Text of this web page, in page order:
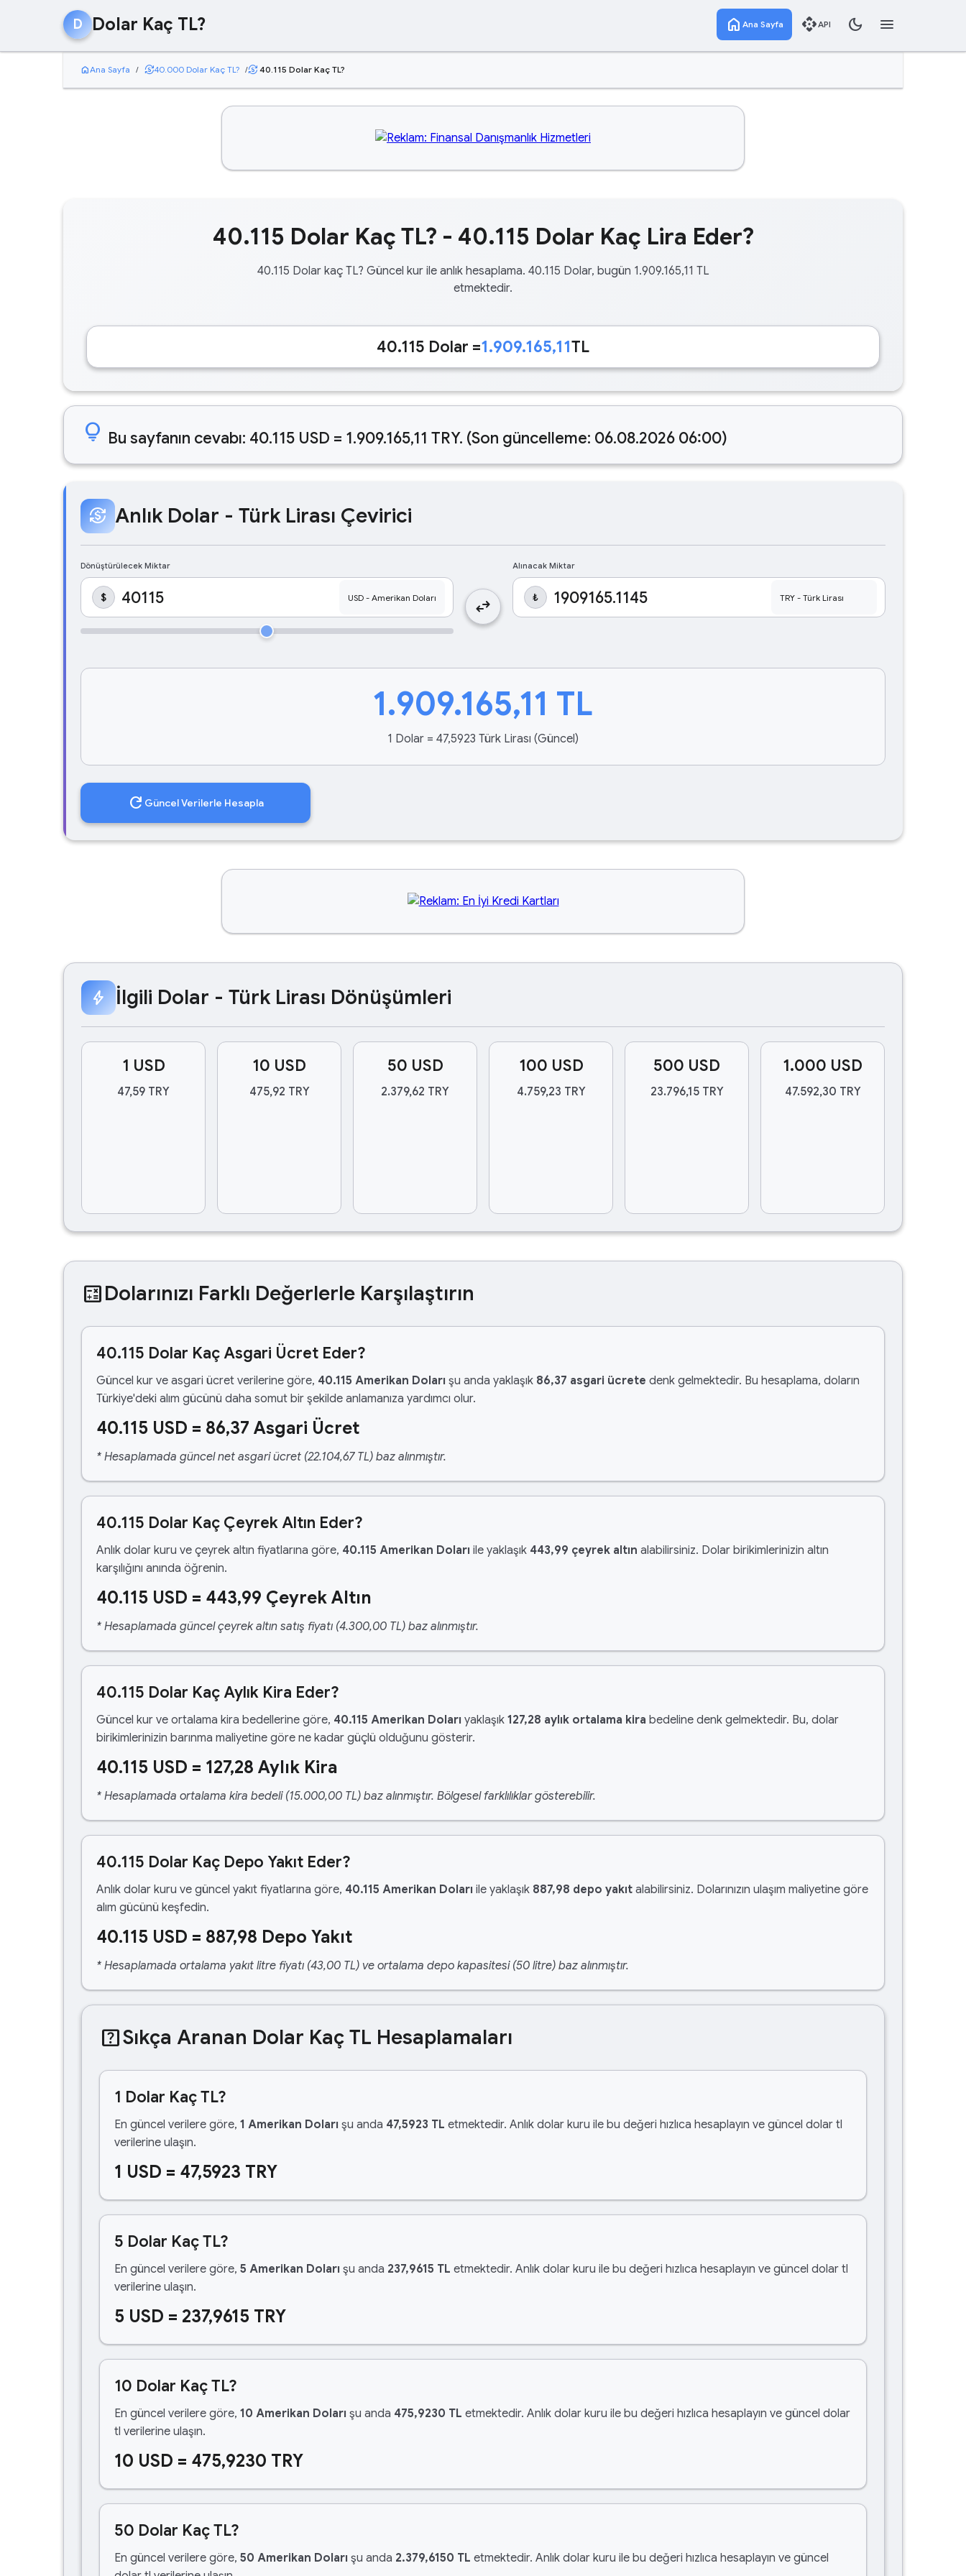
D Dolar Kaç TL? home Ana Sayfa apiAPI dark_mode menu
homeAna Sayfa / currency_exchange40.000 Dolar Kaç TL? /currency_exchange 40.115 Dolar Kaç TL?
40.115 Dolar Kaç TL? - 40.115 Dolar Kaç Lira Eder?
40.115 Dolar kaç TL? Güncel kur ile anlık hesaplama. 40.115 Dolar, bugün 1.909.165,11 TL
etmektedir.
40.115 Dolar =1.909.165,11TL
lightbulb Bu sayfanın cevabı: 40.115 USD = 1.909.165,11 TRY. (Son güncelleme: 06.08.2026 06:00)
currency_exchange Anlık Dolar - Türk Lirası Çevirici
Dönüştürülecek Miktar
$ swap_horiz
Alınacak Miktar
₺
1.909.165,11 TL
1 Dolar = 47,5923 Türk Lirası (Güncel)
refresh Güncel Verilerle Hesapla
bolt İlgili Dolar - Türk Lirası Dönüşümleri
1 USD
47,59 TRY
10 USD
475,92 TRY
50 USD
2.379,62 TRY
100 USD
4.759,23 TRY
500 USD
23.796,15 TRY
1.000 USD
47.592,30 TRY
calculateDolarınızı Farklı Değerlerle Karşılaştırın
40.115 Dolar Kaç Asgari Ücret Eder?
Güncel kur ve asgari ücret verilerine göre, 40.115 Amerikan Doları şu anda yaklaşık 86,37 asgari ücrete denk gelmektedir. Bu hesaplama, doların
Türkiye'deki alım gücünü daha somut bir şekilde anlamanıza yardımcı olur.
40.115 USD = 86,37 Asgari Ücret
* Hesaplamada güncel net asgari ücret (22.104,67 TL) baz alınmıştır.
40.115 Dolar Kaç Çeyrek Altın Eder?
Anlık dolar kuru ve çeyrek altın fiyatlarına göre, 40.115 Amerikan Doları ile yaklaşık 443,99 çeyrek altın alabilirsiniz. Dolar birikimlerinizin altın
karşılığını anında öğrenin.
40.115 USD = 443,99 Çeyrek Altın
* Hesaplamada güncel çeyrek altın satış fiyatı (4.300,00 TL) baz alınmıştır.
40.115 Dolar Kaç Aylık Kira Eder?
Güncel kur ve ortalama kira bedellerine göre, 40.115 Amerikan Doları yaklaşık 127,28 aylık ortalama kira bedeline denk gelmektedir. Bu, dolar
birikimlerinizin barınma maliyetine göre ne kadar güçlü olduğunu gösterir.
40.115 USD = 127,28 Aylık Kira
* Hesaplamada ortalama kira bedeli (15.000,00 TL) baz alınmıştır. Bölgesel farklılıklar gösterebilir.
40.115 Dolar Kaç Depo Yakıt Eder?
Anlık dolar kuru ve güncel yakıt fiyatlarına göre, 40.115 Amerikan Doları ile yaklaşık 887,98 depo yakıt alabilirsiniz. Dolarınızın ulaşım maliyetine göre
alım gücünü keşfedin.
40.115 USD = 887,98 Depo Yakıt
* Hesaplamada ortalama yakıt litre fiyatı (43,00 TL) ve ortalama depo kapasitesi (50 litre) baz alınmıştır.
help_centerSıkça Aranan Dolar Kaç TL Hesaplamaları
1 Dolar Kaç TL?
En güncel verilere göre, 1 Amerikan Doları şu anda 47,5923 TL etmektedir. Anlık dolar kuru ile bu değeri hızlıca hesaplayın ve güncel dolar tl
verilerine ulaşın.
1 USD = 47,5923 TRY
5 Dolar Kaç TL?
En güncel verilere göre, 5 Amerikan Doları şu anda 237,9615 TL etmektedir. Anlık dolar kuru ile bu değeri hızlıca hesaplayın ve güncel dolar tl
verilerine ulaşın.
5 USD = 237,9615 TRY
10 Dolar Kaç TL?
En güncel verilere göre, 10 Amerikan Doları şu anda 475,9230 TL etmektedir. Anlık dolar kuru ile bu değeri hızlıca hesaplayın ve güncel dolar
tl verilerine ulaşın.
10 USD = 475,9230 TRY
50 Dolar Kaç TL?
En güncel verilere göre, 50 Amerikan Doları şu anda 2.379,6150 TL etmektedir. Anlık dolar kuru ile bu değeri hızlıca hesaplayın ve güncel